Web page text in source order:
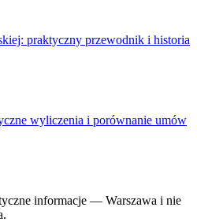
praktyczny przewodnik i historia
wyliczenia i porównanie umów
informacje — Warszawa i nie